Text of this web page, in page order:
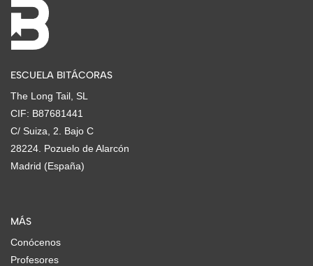
ESCUELA BITÁCORAS
The Long Tail, SL
CIF: B87681441
C/ Suiza, 2. Bajo C
28224. Pozuelo de Alarcón
Madrid (España)
MÁS
Conócenos
Profesores